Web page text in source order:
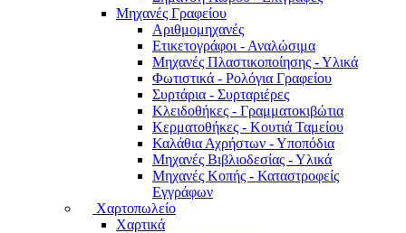
Μηχανές Γραφείου
Αριθμομηχανές
Ετικετογράφοι - Αναλώσιμα
Μηχανές Πλαστικοποίησης - Υλικά
Φωτιστικά - Ρολόγια Γραφείου
Συρτάρια - Συρταριέρες
Κλειδοθήκες - Γραμματοκιβώτια
Κερματοθήκες - Κουτιά Ταμείου
Καλάθια Αχρήστων - Υποπόδια
Μηχανές Βιβλιοδεσίας - Υλικά
Μηχανές Κοπής - Καταστροφείς
Εγγράφων
Χαρτοπωλείο
Χαρτικά